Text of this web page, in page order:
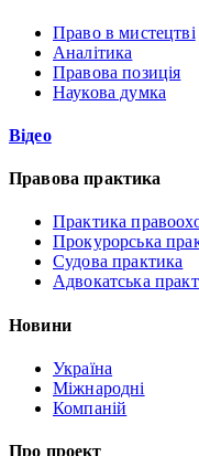
Право в мистецтві
Аналітика
Правова позиція
Наукова думка
Відео
Правова практика
Практика
Прокурорська
Судова практика
Адвокатська
Новини
Україна
Міжнародні
Компаній
Про проект